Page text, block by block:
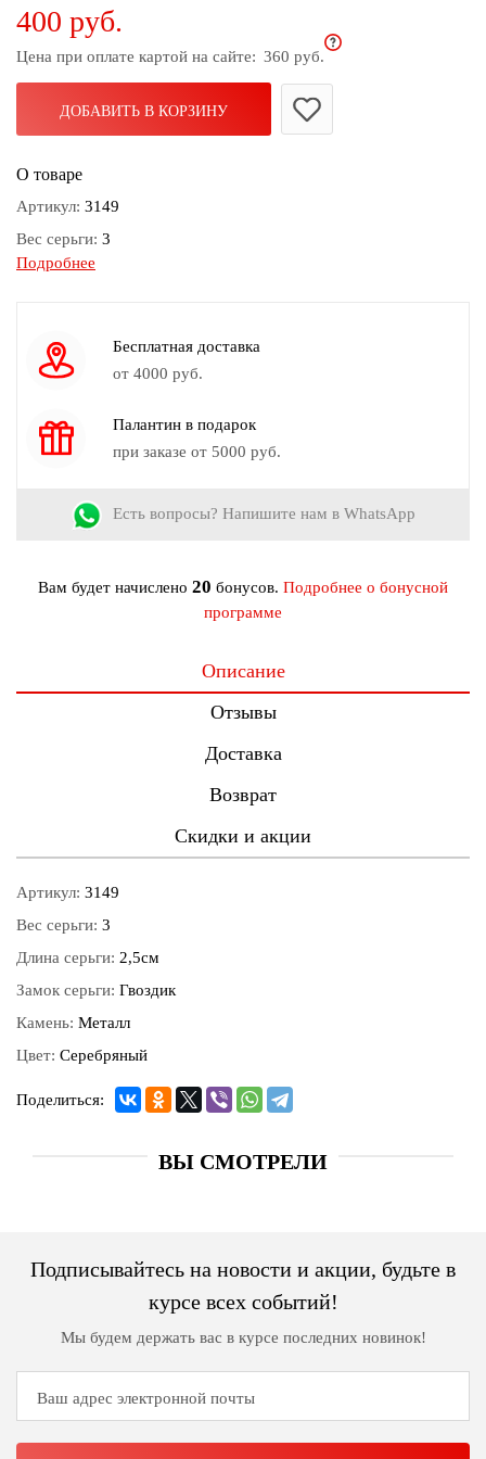
дома
Белье
и
колготки
для
пляжа
Новинки
400 руб.
Цена при оплате картой на сайте: 360 руб.
ДОБАВИТЬ В КОРЗИНУ
О товаре
Артикул: 3149
Вес серьги: 3
Длина серьги:
Цвет:Серебряный
Подробнее
Бесплатная доставка
от 4000 руб.
Палантин в подарок
при заказе от 5000 руб.
Есть вопросы? Напишите нам в WhatsApp
Вам будет начислено 20 бонусов. Подробнее о бонусной
программе
Описание
Отзывы
Доставка
Возврат
Скидки и акции
Артикул: 3149
Вес серьги: 3
Длина серьги: 2,5см
Замок серьги: Гвоздик
Камень: Металл
Цвет: Серебряный
Поделиться:
ВЫ СМОТРЕЛИ
Подписывайтесь на новости и акции, будьте в
курсе всех событий!
Мы будем держать вас в курсе последних новинок!